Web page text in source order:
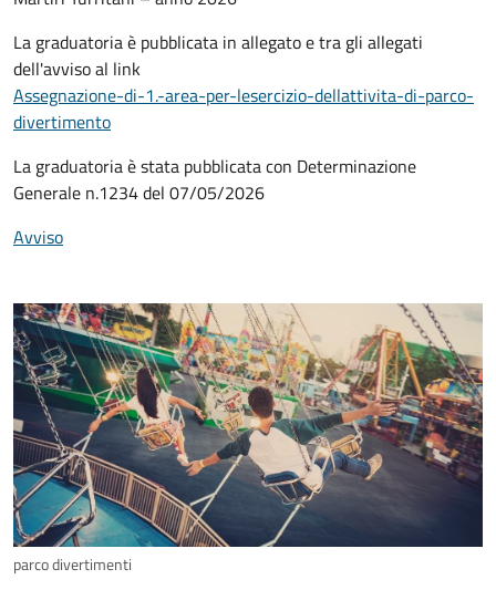
La graduatoria è pubblicata in allegato e tra gli allegati
dell'avviso al link
Assegnazione-di-1.-area-per-lesercizio-dellattivita-di-parco-
divertimento
La graduatoria è stata pubblicata con Determinazione
Generale n.1234 del 07/05/2026
Avviso
parco divertimenti